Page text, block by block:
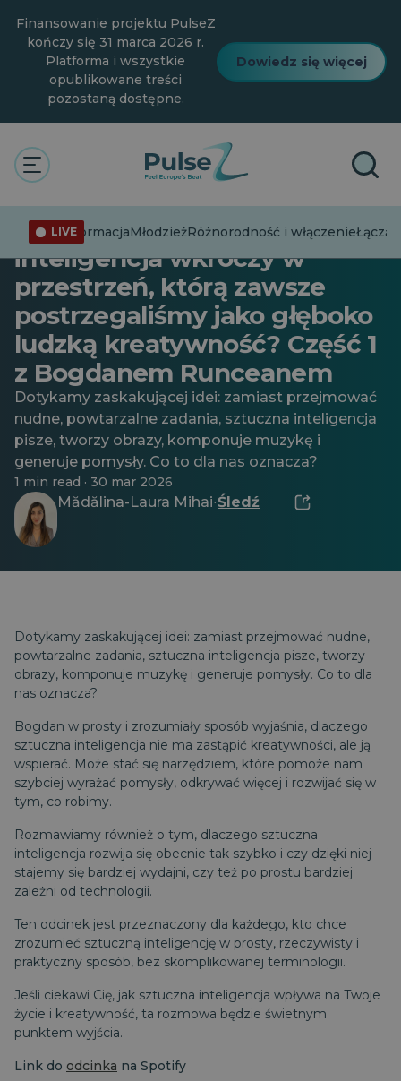
głównej
Finansowanie projektu PulseZ
kończy się 31 marca 2026 r.
Platforma i wszystkie
opublikowane treści
pozostaną dostępne.
Dowiedz się więcej
LIVE
DezinformacjaMłodzieżRóżnorodność i włączenie
Młodzież Technologia
PulseZ | Odc. 26: Co się
stanie, gdy sztuczna
inteligencja wkroczy w
przestrzeń, którą zawsze
postrzegaliśmy jako głęboko
ludzką kreatywność? Część 1
z Bogdanem Runceanem
Dotykamy zaskakującej idei: zamiast przejmować
nudne, powtarzalne zadania, sztuczna inteligencja
pisze, tworzy obrazy, komponuje muzykę i
generuje pomysły. Co to dla nas oznacza?
1 min read · 30 mar 2026
Mădălina-Laura Mihai·Śledź
Dotykamy zaskakującej idei: zamiast przejmować nudne,
powtarzalne zadania, sztuczna inteligencja pisze, tworzy
obrazy, komponuje muzykę i generuje pomysły. Co to dla
nas oznacza?
Bogdan w prosty i zrozumiały sposób wyjaśnia, dlaczego
sztuczna inteligencja nie ma zastąpić kreatywności, ale ją
wspierać. Może stać się narzędziem, które pomoże nam
szybciej wyrażać pomysły, odkrywać więcej i rozwijać się w
tym, co robimy.
Rozmawiamy również o tym, dlaczego sztuczna
inteligencja rozwija się obecnie tak szybko i czy dzięki niej
stajemy się bardziej wydajni, czy też po prostu bardziej
zależni od technologii.
Ten odcinek jest przeznaczony dla każdego, kto chce
zrozumieć sztuczną inteligencję w prosty, rzeczywisty i
praktyczny sposób, bez skomplikowanej terminologii.
Jeśli ciekawi Cię, jak sztuczna inteligencja wpływa na Twoje
życie i kreatywność, ta rozmowa będzie świetnym
punktem wyjścia.
Link do odcinka na Spotify